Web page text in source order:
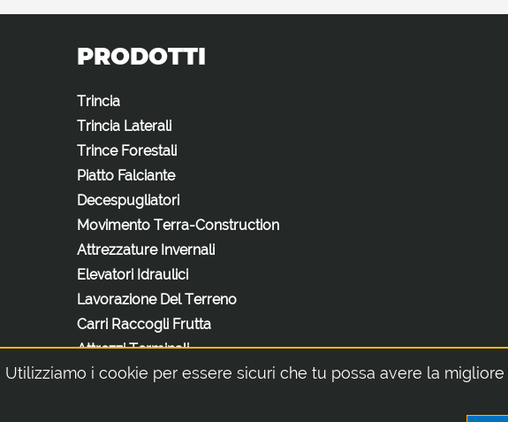
PRODOTTI
Trincia
Trincia Laterali
Trince Forestali
Piatto Falciante
Decespugliatori
Movimento Terra-Construction
Attrezzature Invernali
Elevatori Idraulici
Lavorazione Del Terreno
Carri Raccogli Frutta
Attrezzi Terminali
Utilizziamo i cookie per essere sicuri che tu possa avere la